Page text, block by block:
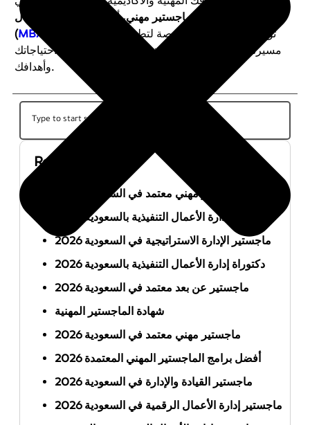
،ماجستير مهني، أو
ماجستير إدارة أعمال
(MBA
مسيرتك المهنية. تأكد من اختيار برنامج معتمد يلبي احتياجاتك
وأهدافك.
Recent Posts
أفضل ماجستير مهني معتمد في السعودية 2026
ماجستير إدارة الأعمال التنفيذية بالسعودية 2026
ماجستير الإدارة الاستراتيجية في السعودية 2026
دكتوراة إدارة الأعمال التنفيذية بالسعودية 2026
ماجستير عن بعد معتمد في السعودية 2026
شهادة الماجستير المهنية
ماجستير مهني معتمد في السعودية 2026
أفضل برامج الماجستير المهني المعتمدة 2026
ماجستير القيادة والإدارة في السعودية 2026
ماجستير إدارة الأعمال الرقمية في السعودية 2026